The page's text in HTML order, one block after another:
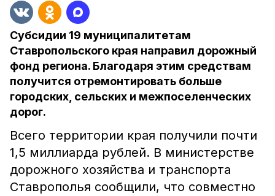
Субсидии 19 муниципалитетам
Ставропольского края направил дорожный
фонд региона. Благодаря этим средствам
получится отремонтировать больше
городских, сельских и межпоселенческих
дорог.
Всего территории края получили почти
1,5 миллиарда рублей. В министерстве
дорожного хозяйства и транспорта
Ставрополья сообщили, что совместно